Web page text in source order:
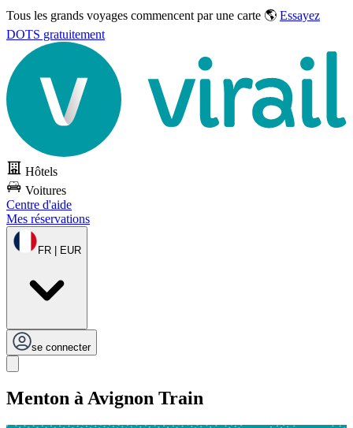
Tous les grands voyages commencent par une carte 🌎 Essayez
DOTS gratuitement
Hôtels
Voitures
Centre d'aide
Mes réservations
FR | EUR
se connecter
Menton à Avignon Train